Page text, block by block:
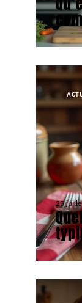
25